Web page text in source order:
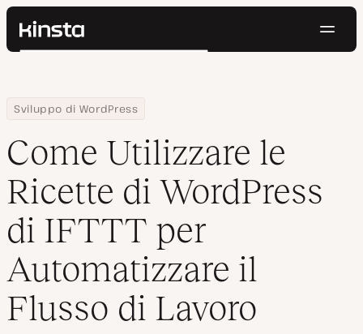
Kinsta®
Prezzi
Contatti
Cerca
Home
Centro Risorse
Blog
Sviluppo di WordPress
Come Utilizzare le Ricette di WordPress di IFTTT per
Come Utilizzare le
Ricette di WordPress
di IFTTT per
Automatizzare il
Flusso di Lavoro